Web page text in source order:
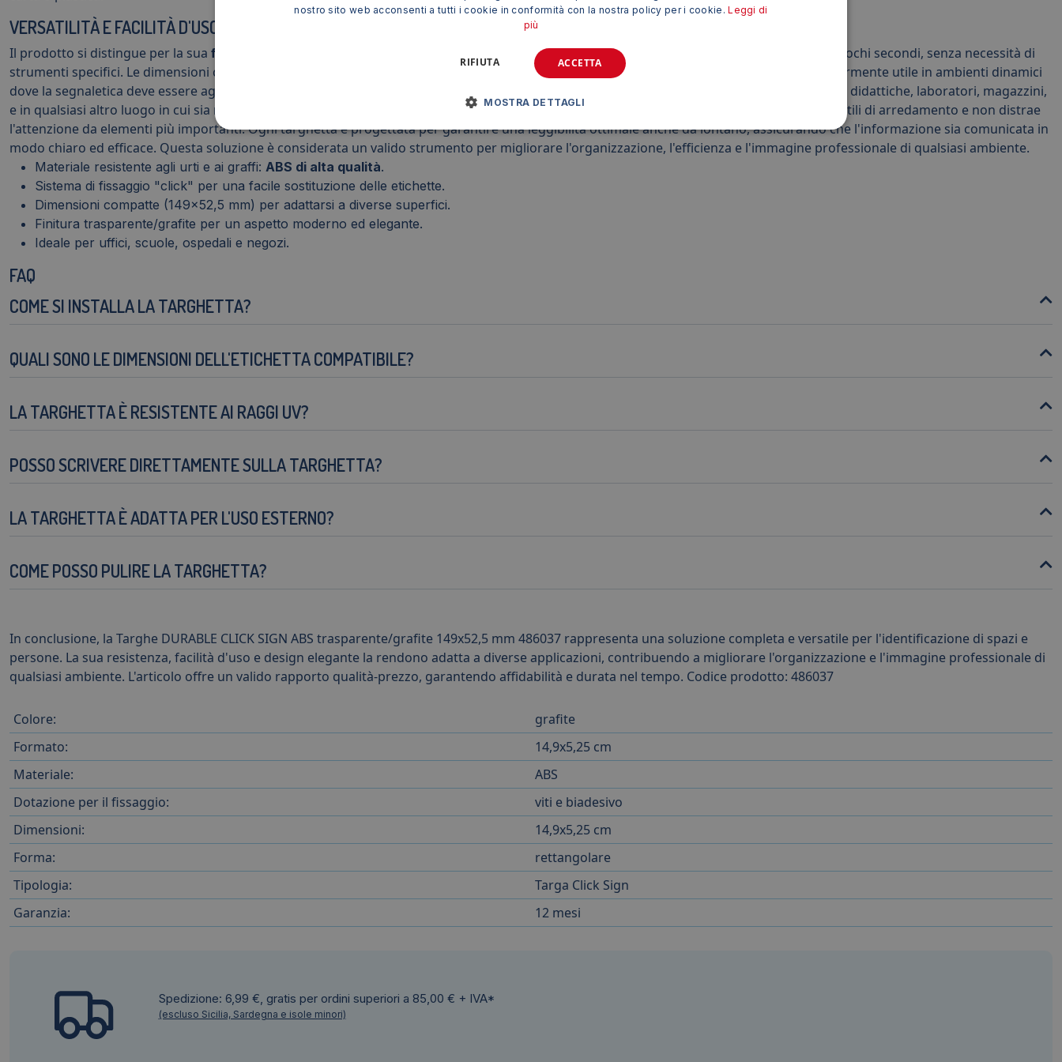
VERSATILITÀ E FACILITÀ D'USO
Il prodotto si distingue per la sua facilità di installazione e manutenzione
. Il sistema "click" permette di inserire o sostituire l'etichetta in pochi secondi, senza necessità di
strumenti specifici. Le dimensioni compatte (149x52,5 mm) la rendono adatta a diverse superfici e applicazioni. Questa soluzione è particolarmente utile in ambienti dinamici
dove la segnaletica deve essere aggiornata frequentemente. Oltre all'utilizzo in uffici, la targhetta può essere impiegata in sale riunioni, aule didattiche, laboratori, magazzini,
e in qualsiasi altro luogo in cui sia necessario identificare spazi o persone. La finitura grafite è elegante e discreta, si integra bene in diversi stili di arredamento e non distrae
l'attenzione da elementi più importanti. Ogni targhetta è progettata per garantire una leggibilità ottimale anche da lontano, assicurando che l'informazione sia comunicata in
modo chiaro ed efficace. Questa soluzione è considerata un valido strumento per migliorare l'organizzazione, l'efficienza e l'immagine professionale di qualsiasi ambiente.
Materiale resistente agli urti e ai graffi: ABS di alta qualità.
Sistema di fissaggio "click" per una facile sostituzione delle etichette.
Dimensioni compatte (149x52,5 mm) per adattarsi a diverse superfici.
Finitura trasparente/grafite per un aspetto moderno ed elegante.
Ideale per uffici, scuole, ospedali e negozi.
FAQ
COME SI INSTALLA LA TARGHETTA?
QUALI SONO LE DIMENSIONI DELL'ETICHETTA COMPATIBILE?
LA TARGHETTA È RESISTENTE AI RAGGI UV?
POSSO SCRIVERE DIRETTAMENTE SULLA TARGHETTA?
LA TARGHETTA È ADATTA PER L'USO ESTERNO?
COME POSSO PULIRE LA TARGHETTA?
In conclusione, la Targhe DURABLE CLICK SIGN ABS trasparente/grafite 149x52,5 mm 486037 rappresenta una soluzione completa e versatile per l'identificazione di spazi e
persone. La sua resistenza, facilità d'uso e design elegante la rendono adatta a diverse applicazioni, contribuendo a migliorare l'organizzazione e l'immagine professionale di
qualsiasi ambiente. L'articolo offre un valido rapporto qualità-prezzo, garantendo affidabilità e durata nel tempo. Codice prodotto: 486037
Colore:
grafite
Formato:
14,9x5,25 cm
Materiale:
ABS
Dotazione per il fissaggio:
viti e biadesivo
Dimensioni:
14,9x5,25 cm
Forma:
rettangolare
Tipologia:
Targa Click Sign
Garanzia:
12 mesi
Spedizione: 6,99 €, gratis per ordini superiori a 85,00 € + IVA*
(escluso Sicilia, Sardegna e isole minori)
nostro sito web acconsenti a tutti i cookie in conformità con la nostra policy per i cookie.Leggi di
più
ACCETTA
RIFIUTA
MOSTRA DETTAGLI